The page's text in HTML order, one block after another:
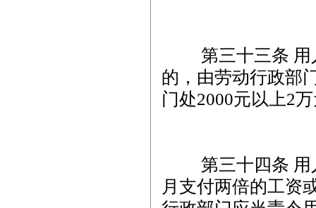
第三十三条 用人
的，由劳动行政部
门处2000元以上2
第三十四条 用人
月支付两倍的工资